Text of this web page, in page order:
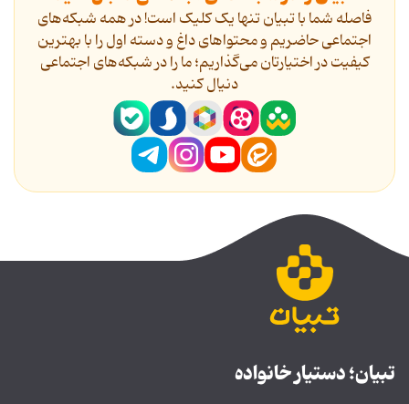
فاصله شما با تبیان تنها یک کلیک است! در همه شبکه‌های
اجتماعی حاضریم و محتواهای داغ و دسته اول را با بهترین
کیفیت در اختیارتان می‌گذاریم؛ ما را در شبکه‌های اجتماعی
دنیال کنید.
تبیان؛ دستیار خانواده